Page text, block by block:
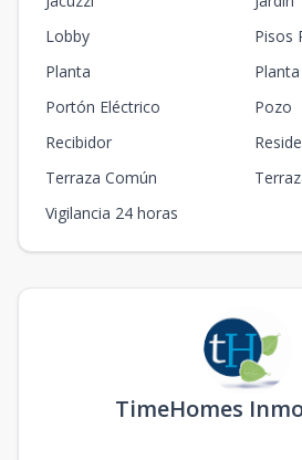
Lobby
Pisos
Planta
Portón Eléctrico
Pozo
Recibidor
Terraza Común
Vigilancia 24 horas
TimeHomes